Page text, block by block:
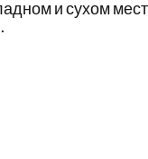
и сухом